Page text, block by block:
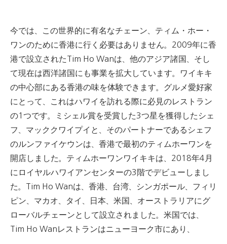
今では、この世界的に有名なチェーン、ティム・ホー・
ワンのために香港に行く必要はありません。 2009年に香
港で設立されたTim Ho Wanは、他のアジア諸国、そし
て現在は西洋諸国にも事業を拡大しています。
ワイキキ
の中心部にある香港の味を体験できます。 グルメ愛好家
にとって、これはハワイを訪れる際に必見のレストラン
の1つです。
ミシェル賞を受賞した3つ星を獲得したシェ
フ、マッククワイプイと、そのパートナーであるシェフ
のルンファイケウンは、香港で最初のティムホーワンを
開店しました。 ティムホーワンワイキキは、2018年4月
にロイヤルハワイアンセンターの3階でデビューしまし
た。 Tim Ho Wanは、香港、台湾、シンガポール、フィリ
ピン、マカオ、タイ、日本、米国、オーストラリアにグ
ローバルチェーンとして設立されました。 米国では、
Tim Ho Wanレストランはニューヨーク市にあり、